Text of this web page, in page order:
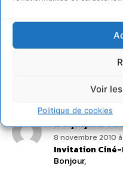
Voir
Politique de cookies
1 COMMENTAIRE
L'équipe De
8 novembre 2010 à
Invitation Ciné-
Bonjour,